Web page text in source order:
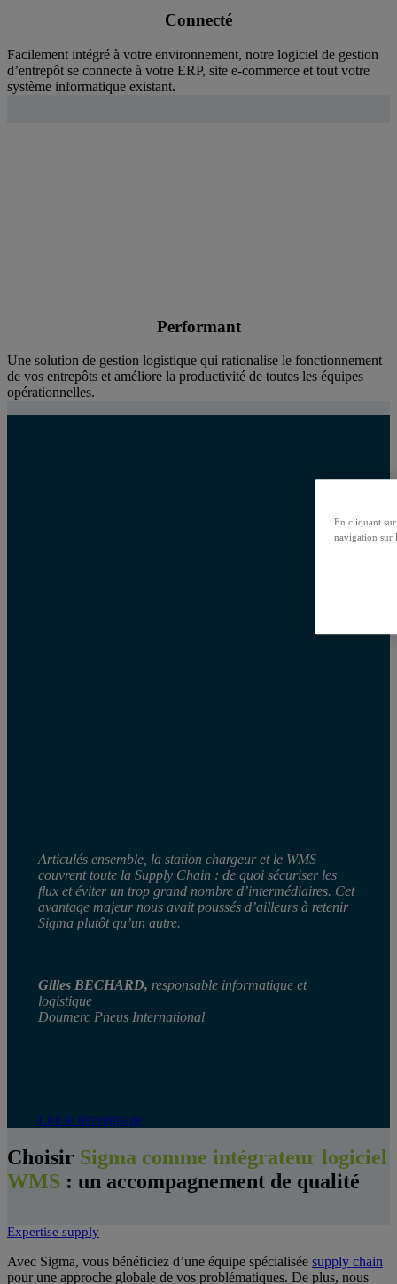
Connecté
Facilement intégré à votre environnement, notre logiciel de gestion
d’entrepôt se connecte à votre ERP, site e-commerce et tout votre
système informatique existant.
Performant
Une solution de gestion logistique qui rationalise le fonctionnement
de vos entrepôts et améliore la productivité de toutes les équipes
opérationnelles.
Articulés ensemble, la station chargeur et le WMS
couvrent toute la Supply Chain : de quoi sécuriser les
flux et éviter un trop grand nombre d’intermédiaires. Cet
avantage majeur nous avait poussés d’ailleurs à retenir
Sigma plutôt qu’un autre.
Gilles BECHARD, responsable informatique et
logistique
Doumerc Pneus International
Lire le témoignage
Choisir Sigma comme intégrateur logiciel
WMS : un accompagnement de qualité
Expertise supply
Avec Sigma, vous bénéficiez d’une équipe spécialisée supply chain
pour une approche globale de vos problématiques. De plus, nous
En cliquant
navigation sur